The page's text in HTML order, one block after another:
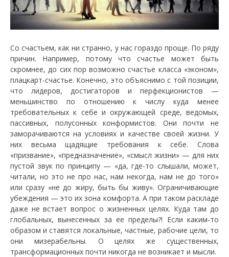
Со счастьем, как ни странно, у нас гораздо проще. По ряду
причин. Например, потому что счастье может быть
скромнее, до сих пор возможно счастье класса «эконом»,
плацкарт-счастье. Конечно, это объяснимо с той позиции,
что лидеров, достигаторов и перфекционистов —
меньшинство по отношению к числу куда менее
требовательных к себе и окружающей среде, ведомых,
пассивных, полусонных конформистов. Они почти не
заморачиваются на условиях и качестве своей жизни. У
них весьма щадящие требования к себе. Слова
«призвание», «предназначение», «смысл жизни» — для них
пустой звук по принципу — «да, где-то слышали, может,
читали, но это не про нас, нам некогда, нам не до того»
или сразу «не до жиру, быть бы живу». Ограничивающие
убеждения — это их зона комфорта. А при таком раскладе
даже не встает вопрос о жизненных целях. Куда там до
глобальных, вынесенных за ее пределы?! Если каким-то
образом и ставятся локальные, частные, рабочие цели, то
они мизерабельны. О целях же существенных,
трансформационных почти никогда не возникает и мысли.